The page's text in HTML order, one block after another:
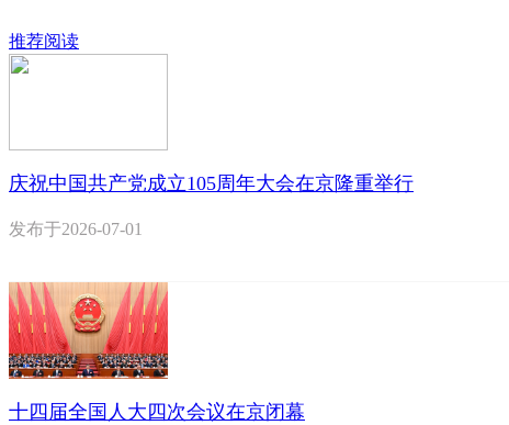
推荐阅读
庆祝中国共产党成立105周年大会在京隆重举行
发布于2026-07-01
十四届全国人大四次会议在京闭幕